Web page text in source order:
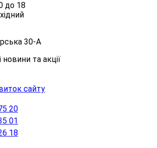
до 18
30-А
та акції
сайту
20
01
18